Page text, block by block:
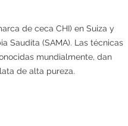
de ceca CHI) en Suiza y
Saudita (SAMA). Las técnicas
mundialmente, dan
de alta pureza.